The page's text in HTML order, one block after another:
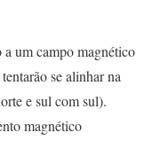
a um campo magnético
se alinhar na
e sul com sul).
magnético